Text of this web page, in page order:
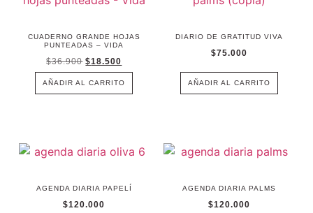
CUADERNO GRANDE HOJAS
PUNTEADAS – VIDA
$36.900 $18.500
AÑADIR AL CARRITO
DIARIO DE GRATITUD VIVA
$75.000
AÑADIR AL CARRITO
AGENDA DIARIA PAPELÍ
$120.000
AGENDA DIARIA PALMS
$120.000